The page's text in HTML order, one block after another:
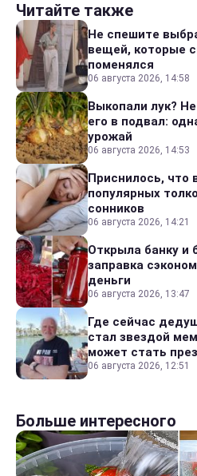
Читайте также
Не спешите
вещей, которые
поменялся
06 августа 2026, 14:58
Выкопали лук?
его в подвал:
урожай
06 августа 2026, 14:53
Приснилось, что
популярных
сонников
06 августа 2026, 14:21
Открыла банку и
заправка
деньги
06 августа 2026, 13:47
Где сейчас
стал звездой
может стать
06 августа 2026, 12:51
Больше интересного